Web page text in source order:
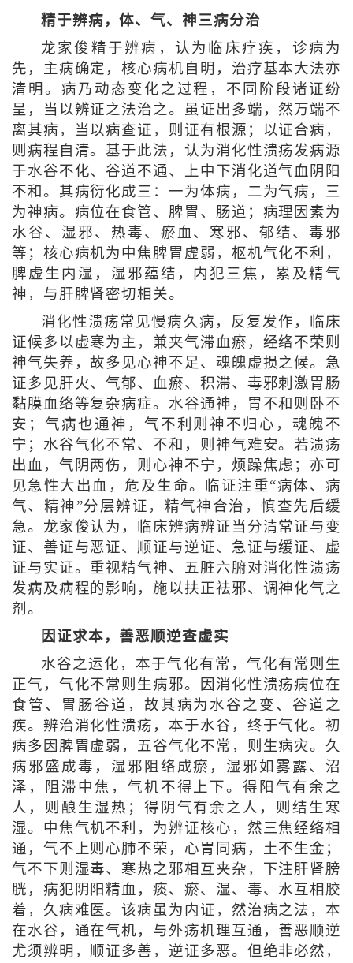
精于辨病，体、气、神三病分治
龙家俊精于辨病，认为临床疗疾，诊病为
先，主病确定，核心病机自明，治疗基本大法亦
清明。病乃动态变化之过程，不同阶段诸证纷
呈，当以辨证之法治之。虽证出多端，然万端不
离其病，当以病查证，则证有根源；以证合病，
则病程自清。基于此法，认为消化性溃疡发病源
于水谷不化、谷道不通、上中下消化道气血阴阳
不和。其病衍化成三：一为体病，二为气病，三
为神病。病位在食管、脾胃、肠道；病理因素为
水谷、湿邪、热毒、瘀血、寒邪、郁结、毒邪
等；核心病机为中焦脾胃虚弱，枢机气化不利，
脾虚生内湿，湿邪蕴结，内犯三焦，累及精气
神，与肝脾肾密切相关。
消化性溃疡常见慢病久病，反复发作，临床
证候多以虚寒为主，兼夹气滞血瘀，经络不荣则
神气失养，故多见心神不足、魂魄虚损之候。急
证多见肝火、气郁、血瘀、积滞、毒邪刺激胃肠
黏膜血络等复杂病症。水谷通神，胃不和则卧不
安；气病也通神，气不利则神不归心，魂魄不
宁；水谷气化不常、不和，则神气难安。若溃疡
出血，气阴两伤，则心神不宁，烦躁焦虑；亦可
见急性大出血，危及生命。临证注重“病体、病
气、精神”分层辨证，精气神合治，慎查先后缓
急。龙家俊认为，临床辨病辨证当分清常证与变
证、善证与恶证、顺证与逆证、急证与缓证、虚
证与实证。重视精气神、五脏六腑对消化性溃疡
发病及病程的影响，施以扶正祛邪、调神化气之
剂。
因证求本，善恶顺逆查虚实
水谷之运化，本于气化有常，气化有常则生
正气，气化不常则生病邪。因消化性溃疡病位在
食管、胃肠谷道，故其病为水谷之变、谷道之
疾。辨治消化性溃疡，本于水谷，终于气化。初
病多因脾胃虚弱，五谷气化不常，则生病灾。久
病邪盛成毒，湿邪阻络成瘀，湿邪如雾露、沼
泽，阻滞中焦，气机不得上下。得阳气有余之
人，则酿生湿热；得阴气有余之人，则结生寒
湿。中焦气机不利，为辨证核心，然三焦经络相
通，气不上则心肺不荣，心胃同病，土不生金；
气不下则湿毒、寒热之邪相互夹杂，下注肝肾膀
胱，病犯阴阳精血，痰、瘀、湿、毒、水互相胶
着，久病难医。该病虽为内证，然治病之法，本
在水谷，通在气机，与外疡机理互通，善恶顺逆
尤须辨明，顺证多善，逆证多恶。但绝非必然，